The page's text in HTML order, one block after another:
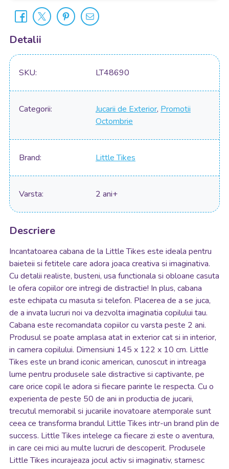
Detalii
SKU LT48690
Categorii Jucarii de Exterior, Promotii
Octombrie
Brand Little Tikes
Varsta 2 ani+
Descriere
Incantatoarea cabana de la Little Tikes este ideala pentru
baieteii si fetitele care adora joaca creativa si imaginativa.
Cu detalii realiste, busteni, usa functionala si obloane casuta
le ofera copiilor ore intregi de distractie! In plus, cabana
este echipata cu masuta si telefon. Placerea de a se juca,
de a invata lucruri noi va dezvolta imaginatia copilului tau.
Cabana este recomandata copiilor cu varsta peste 2 ani.
Produsul se poate amplasa atat in exterior cat si in interior,
in camera copilului. Dimensiuni 145 x 122 x 10 cm. Little
Tikes este un brand iconic american, cunoscut in intreaga
lume pentru produsele sale distractive si captivante, pe
care orice copil le adora si fiecare parinte le respecta. Cu o
experienta de peste 50 de ani in productia de jucarii,
trecutul memorabil si jucariile inovatoare atemporale sunt
ceea ce transforma brandul Little Tikes intr-un brand plin de
success. Little Tikes intelege ca fiecare zi este o aventura,
in care cei mici au multe lucruri de descoperit. Produsele
Little Tikes incurajeaza jocul activ si imaginativ, starnesc